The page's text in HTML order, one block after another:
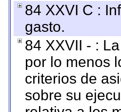
84 XXVI C :
gasto.
84 XXVII - :
por lo menos
criterios de
sobre su